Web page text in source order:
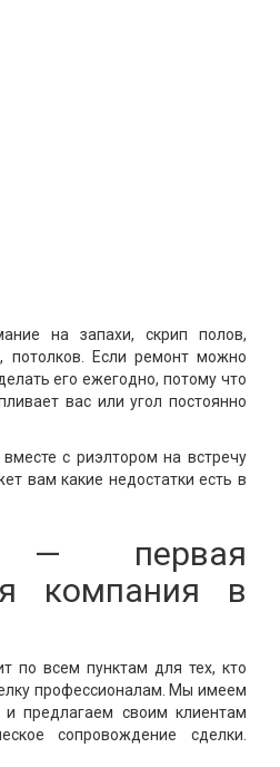
на запахи, скрип полов,
потолков. Если ремонт можно
его ежегодно, потому что
вас или угол постоянно
с риэлтором на встречу
вам какие недостатки есть в
— первая
компания в
по всем пунктам для тех, кто
профессионалам. Мы имеем
предлагаем своим клиентам
сопровождение сделки.